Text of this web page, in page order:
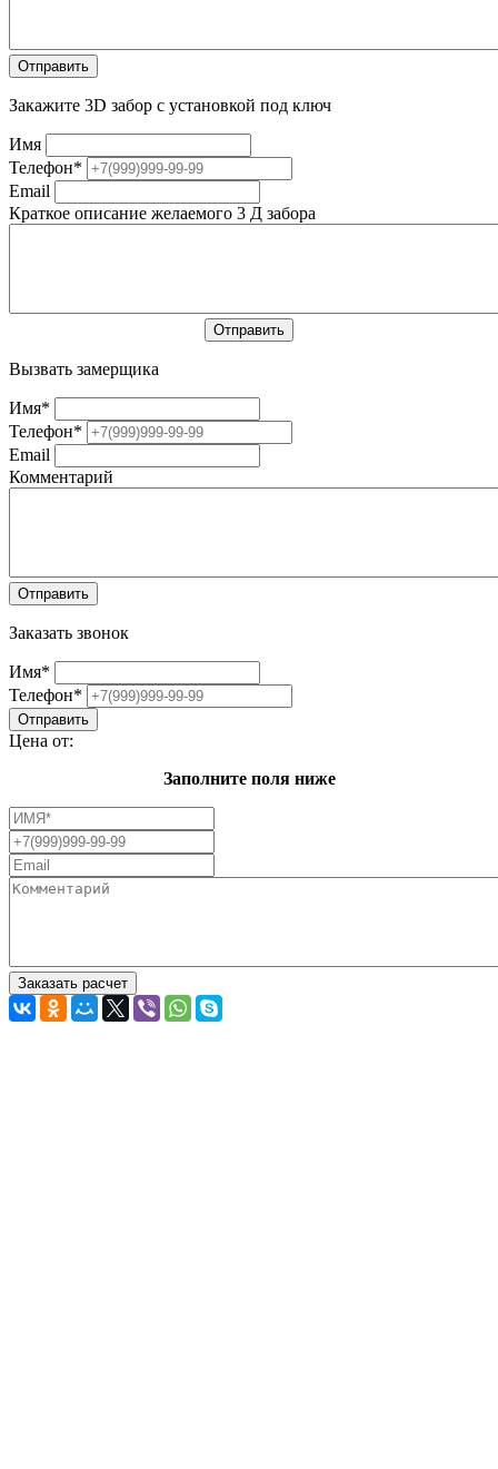
Закажите 3D забор с установкой под ключ
Имя
Телефон*
Email
Краткое описание желаемого 3 Д забора
Вызвать замерщика
Имя*
Телефон*
Email
Комментарий
Заказать звонок
Имя*
Телефон*
Цена от:
Заполните поля ниже